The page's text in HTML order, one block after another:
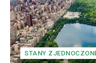
STANY